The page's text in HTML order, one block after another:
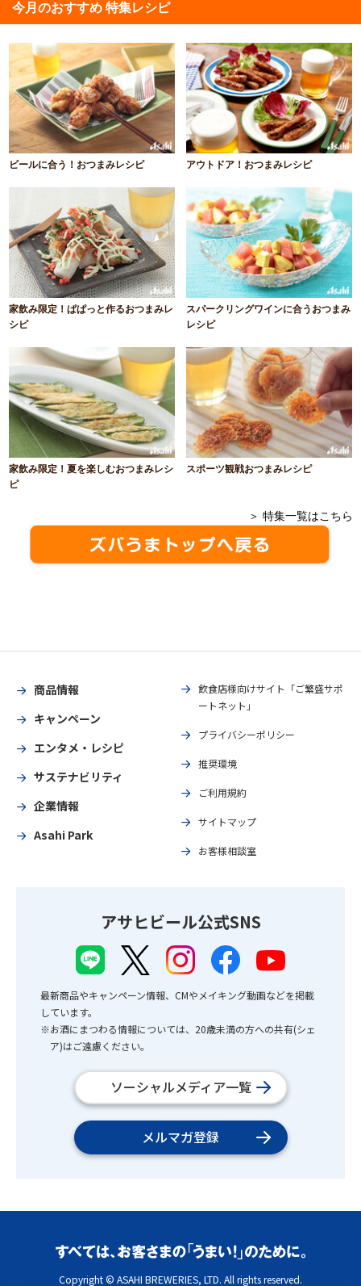
今月のおすすめ 特集レシピ
ビールに合う！おつまみレシピ アウトドア！おつまみレシピ
家飲み限定！ぱぱっと作るおつまみレ
シピ
スパークリングワインに合うおつまみ
レシピ
家飲み限定！夏を楽しむおつまみレシ
ピ
スポーツ観戦おつまみレシピ
＞ 特集一覧はこちら
商品情報
キャンペーン
エンタメ・レシピ
サステナビリティ
企業情報
Asahi Park
飲食店様向けサイト「ご繁盛サポ
ートネット」
プライバシーポリシー
推奨環境
ご利用規約
サイトマップ
お客様相談室
アサヒビール公式SNS
最新商品やキャンペーン情報、CMやメイキング動画などを掲載
しています。
※お酒にまつわる情報については、20歳未満の方への共有(シェ
ア)はご遠慮ください。
ソーシャルメディア一覧
メルマガ登録
Copyright © ASAHI BREWERIES, LTD. All rights reserved.